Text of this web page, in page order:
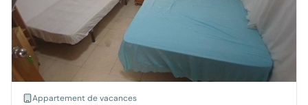
Appartement de vacances